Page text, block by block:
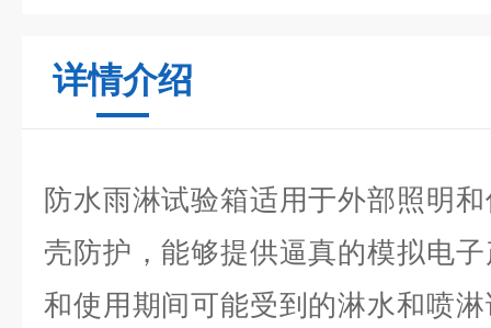
详情介绍
防水雨淋试验箱适用于外部照明
壳防护，能够提供逼真的模拟电
和使用期间可能受到的淋水和喷